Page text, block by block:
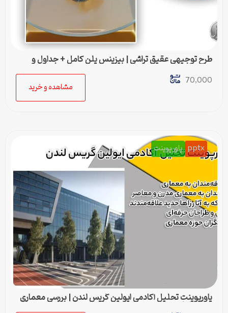
طرح توجیهی عقيق تراشی | بیزینس پلن کامل + جداول و
محاسبات مالی
70,000
مشاهده و خرید
pptx پاورپوینت
پاورپوینت تحلیل آکادمی ایولین گریس لندن | بررسی معماری
مدرن زاها حدید